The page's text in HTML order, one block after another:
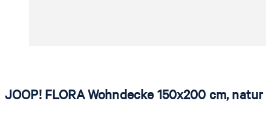
JOOP! FLORA Wohndecke 150x200 cm, natur